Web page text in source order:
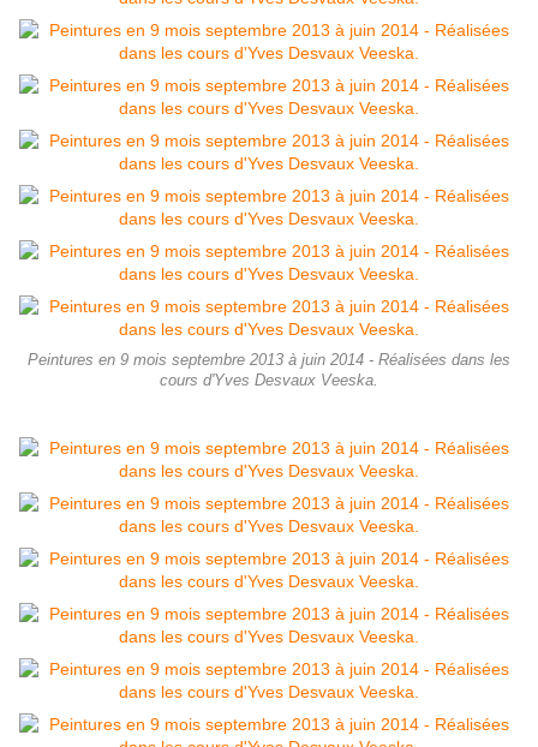
Peintures en 9 mois septembre 2013 à juin 2014 - Réalisées dans les
cours d'Yves Desvaux Veeska.